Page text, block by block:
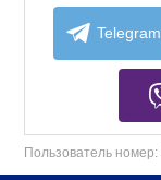
Telegram
Пользователь номер: